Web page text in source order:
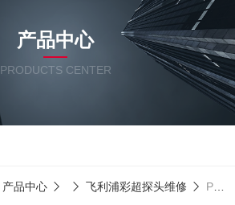
产品中心
PRODUCTS CENTER
产品中心 飞利浦彩超探头维修 PHILIPS探头维修飞利浦腹部探头外壳爆裂/探头手柄破裂维修